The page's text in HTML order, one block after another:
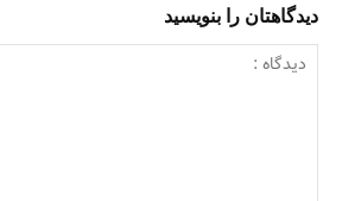
دیدگاهتان را بنویسید